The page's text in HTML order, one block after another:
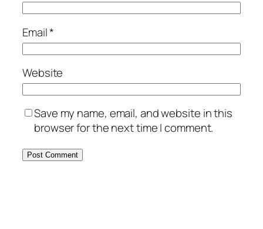
Email*
Website
Save my name, email, and website in this
browser for the next time I comment.